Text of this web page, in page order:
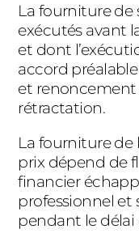
La fourniture de
exécutés avant
et dont
accord
et renoncement
rétractation.
La fourniture de
prix dépend de
financier
professionnel et
pendant le